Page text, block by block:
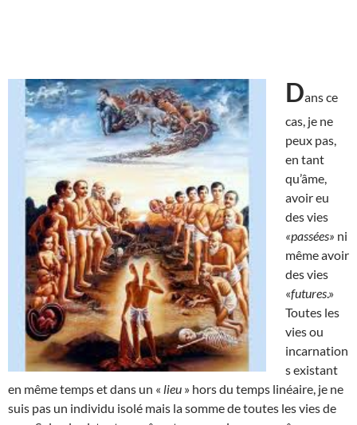
Dans ce
cas, je ne
peux pas,
en tant
qu’âme,
avoir eu
des vies
«passées» ni
même avoir
des vies
«futures.»
Toutes les
vies ou
incarnation
s existant
en même temps et dans un « lieu » hors du temps linéaire, je ne
suis pas un individu isolé mais la somme de toutes les vies de